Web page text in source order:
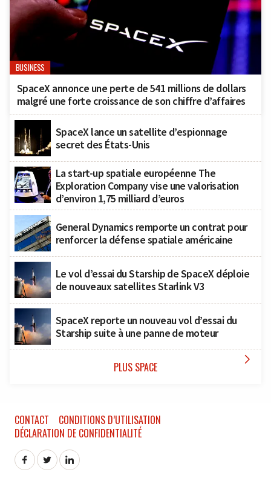
BUSINESS
SpaceX annonce une perte de 541 millions de dollars
malgré une forte croissance de son chiffre d’affaires
SpaceX lance un satellite d’espionnage
secret des États-Unis
La start-up spatiale européenne The
Exploration Company vise une valorisation
d’environ 1,75 milliard d’euros
General Dynamics remporte un contrat pour
renforcer la défense spatiale américaine
Le vol d’essai du Starship de SpaceX déploie
de nouveaux satellites Starlink V3
SpaceX reporte un nouveau vol d’essai du
Starship suite à une panne de moteur
PLUS SPACE 
CONTACT
CONDITIONS D’UTILISATION
DÉCLARATION DE CONFIDENTIALITÉ